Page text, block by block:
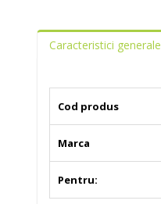
Caracteristici generale
Cod produs
Marca
Pentru: